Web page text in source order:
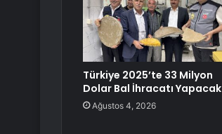
Türkiye 2025’te 33 Milyon
Dolar Bal İhracatı Yapacak
Ağustos 4, 2026